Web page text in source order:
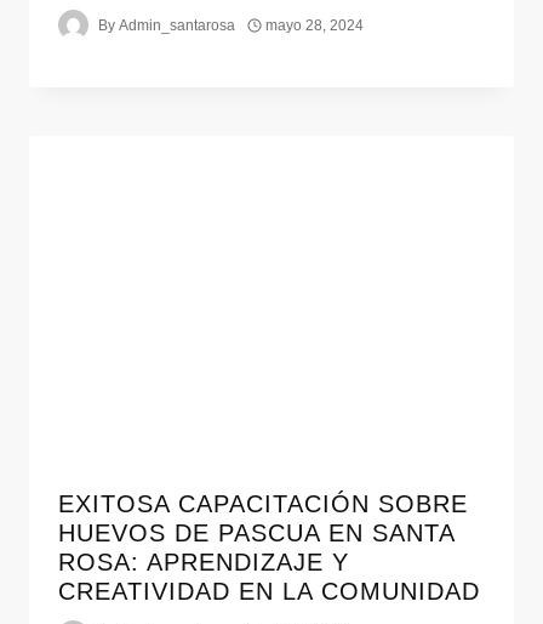
By Admin_santarosa mayo 28, 2024
EXITOSA CAPACITACIÓN SOBRE
HUEVOS DE PASCUA EN SANTA
ROSA: APRENDIZAJE Y
CREATIVIDAD EN LA COMUNIDAD